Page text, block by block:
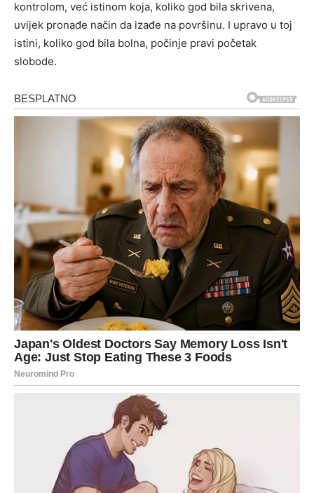
kontrolom, već istinom koja, koliko god bila skrivena,
uvijek pronađe način da izađe na površinu. I upravo u toj
istini, koliko god bila bolna, počinje pravi početak
slobode.